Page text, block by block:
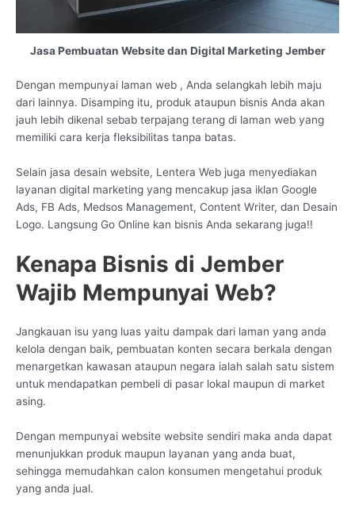
Jasa Pembuatan Website dan Digital Marketing Jember
Dengan mempunyai laman web , Anda selangkah lebih maju
dari lainnya. Disamping itu, produk ataupun bisnis Anda akan
jauh lebih dikenal sebab terpajang terang di laman web yang
memiliki cara kerja fleksibilitas tanpa batas.
Selain jasa desain website, Lentera Web juga menyediakan
layanan digital marketing yang mencakup jasa iklan Google
Ads, FB Ads, Medsos Management, Content Writer, dan Desain
Logo. Langsung Go Online kan bisnis Anda sekarang juga!!
Kenapa Bisnis di Jember
Wajib Mempunyai Web?
Jangkauan isu yang luas yaitu dampak dari laman yang anda
kelola dengan baik, pembuatan konten secara berkala dengan
menargetkan kawasan ataupun negara ialah salah satu sistem
untuk mendapatkan pembeli di pasar lokal maupun di market
asing.
Dengan mempunyai website website sendiri maka anda dapat
menunjukkan produk maupun layanan yang anda buat,
sehingga memudahkan calon konsumen mengetahui produk
yang anda jual.